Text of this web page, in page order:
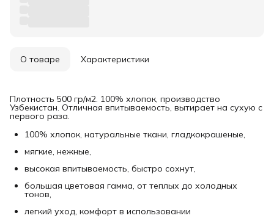
О товаре Характеристики
Плотность 500 гр/м2. 100% хлопок, производство
Узбекистан. Отличная впитываемость, вытирает на сухую с
первого раза.
100% хлопок, натуральные ткани, гладкокрашеные,
мягкие, нежные,
высокая впитываемость, быстро сохнут,
большая цветовая гамма, от теплых до холодных
тонов,
легкий уход, комфорт в использовании